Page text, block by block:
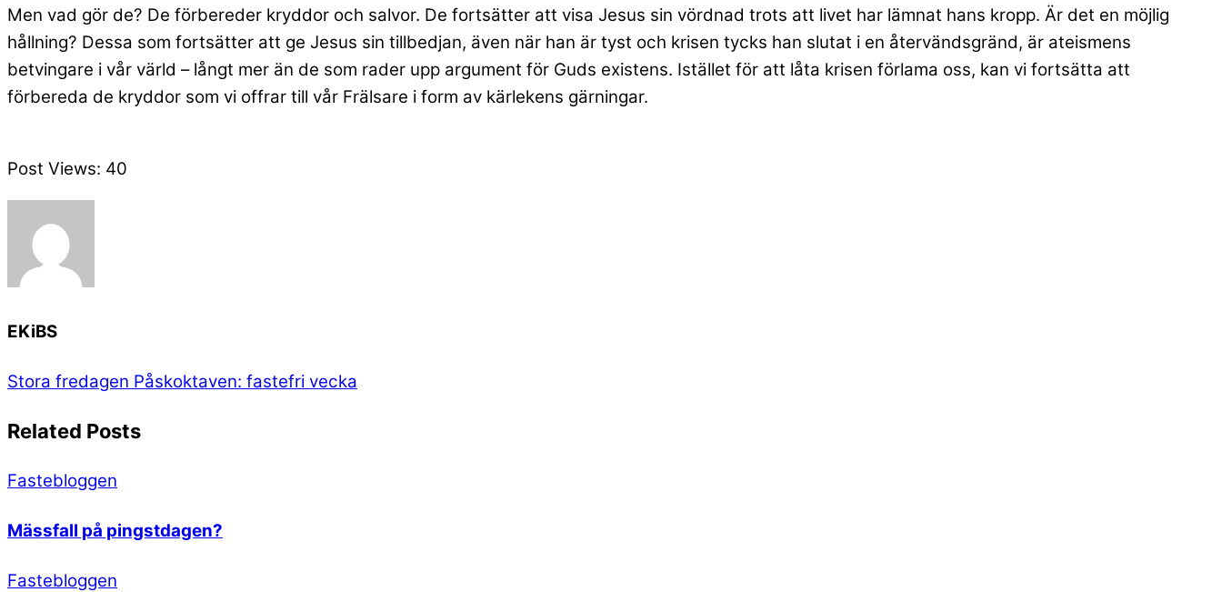
Men vad gör de? De förbereder kryddor och salvor. De fortsätter att visa Jesus sin vördnad trots att livet har lämnat hans kropp. Är det en möjlig
hållning? Dessa som fortsätter att ge Jesus sin tillbedjan, även när han är tyst och krisen tycks han slutat i en återvändsgränd, är ateismens
betvingare i vår värld – långt mer än de som rader upp argument för Guds existens. Istället för att låta krisen förlama oss, kan vi fortsätta att
förbereda de kryddor som vi offrar till vår Frälsare i form av kärlekens gärningar.
Post Views: 40
EKiBS
Stora fredagen Påskoktaven: fastefri vecka
Related Posts
Fastebloggen
Mässfall på pingstdagen?
Fastebloggen